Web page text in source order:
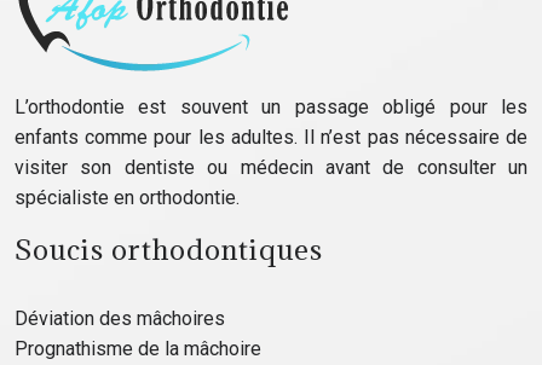
L’orthodontie est souvent un passage obligé pour les
enfants comme pour les adultes. Il n’est pas nécessaire de
visiter son dentiste ou médecin avant de consulter un
spécialiste en orthodontie.
Soucis orthodontiques
Déviation des mâchoires
Prognathisme de la mâchoire